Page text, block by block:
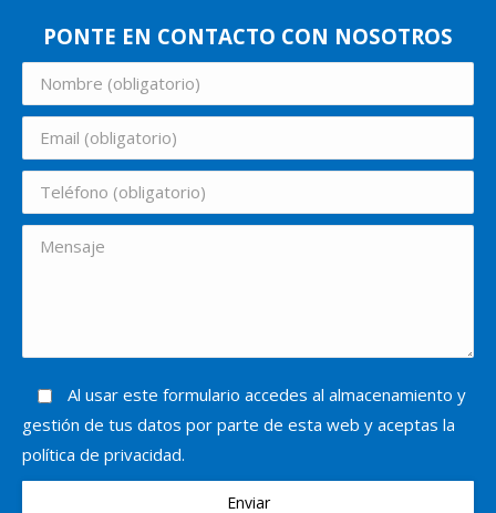
PONTE EN CONTACTO CON NOSOTROS
Al usar este formulario accedes al almacenamiento y
gestión de tus datos por parte de esta web y aceptas la
política de privacidad.